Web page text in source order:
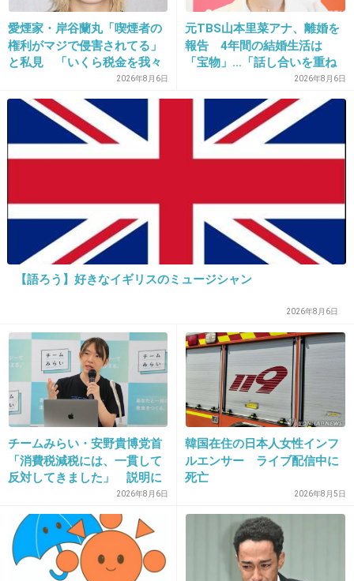
大悟って全然イケメンじゃないしチャラチャラ
して酒豪だし、なんだけど、なんかモテるのわ
かる気がする。
面白けばいいよ
+120
芸人の奥さんってそういうの理解した上で結婚
してるんじゃないの？
23. 匿名 2019/01/05(土) 14:46:28
ノブもあの感じで不倫とか虫酸が走る
2019/01/05(土) 14:46:56
愛煙家・岸谷蘭丸「喫煙者の
権利がマジで侵害されてる」
と私見 「いくら税金を我々
2026年8月6日
元TBS山本里菜アナ、離婚を
報告 4年間の結婚生活は
「宝物」…「話し合いを重ね
2026年8月6日
【語ろう】好きなイギリスのミュージシャン
2026年8月6日
チームみらい・安野貴博党首
「消費税減税には、一貫して
反対してきました」 説明に
2026年8月6日
韓国在住の日本人女性インフ
ルエンサー ライブ配信中に
死亡
2026年8月5日